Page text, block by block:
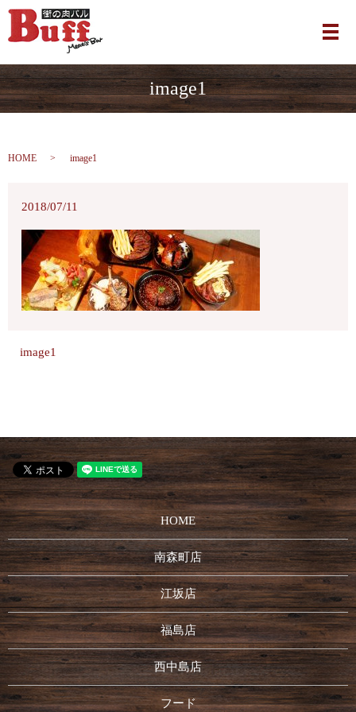
メ
image1
HOME image1
2018/07/11
image1
HOME
南森町店
江坂店
福島店
西中島店
フード